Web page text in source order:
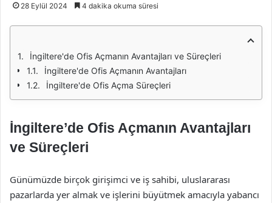
28 Eylül 2024 4 dakika okuma süresi
İngiltere'de Ofis Açmanın Avantajları ve Süreçleri
İngiltere'de Ofis Açmanın Avantajları
İngiltere'de Ofis Açma Süreçleri
İngiltere’de Ofis Açmanın Avantajları
ve Süreçleri
Günümüzde birçok girişimci ve iş sahibi, uluslararası
pazarlarda yer almak ve işlerini büyütmek amacıyla yabancı